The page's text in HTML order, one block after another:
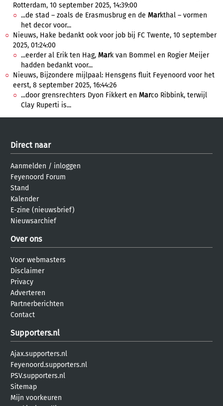
Rotterdam, 10 september 2025, 14:39:00
...de stad – zoals de Erasmusbrug en de Markthal – vormen
het decor voor...
Nieuws, Hake bedankt ook voor job bij FC Twente, 10 september
2025, 01:24:00
...eerder al Erik ten Hag, Mark van Bommel en Rogier Meijer
hadden bedankt voor...
Nieuws, Bijzondere mijlpaal: Hensgens fluit Feyenoord voor het
eerst, 8 september 2025, 16:44:26
...door grensrechters Dyon Fikkert en Marco Ribbink, terwijl
Clay Ruperti is...
Direct naar
Aanmelden / inloggen
Feyenoord Forum
Stand
Kalender
E-zine (nieuwsbrief)
Nieuwsarchief
Over ons
Voor webmasters
Disclaimer
Privacy
Adverteren
Partnerberichten
Contact
Supporters.nl
Ajax.supporters.nl
Feyenoord.supporters.nl
PSV.supporters.nl
Sitemap
Mijn voorkeuren